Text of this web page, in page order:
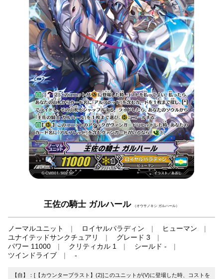
王佐の騎士 ガルハール （オウサノキシ ガルハール）
ノーマルユニット ロイヤルパラディン
ヒューマン
ユナイテッドサンクチュアリ
グレード 3
パワー 11000
クリティカル 1
シールド -
ツインドライブ
-
【自】：[【カウンターブラスト】(2)]このユニットが(V)に登場した時、コストを